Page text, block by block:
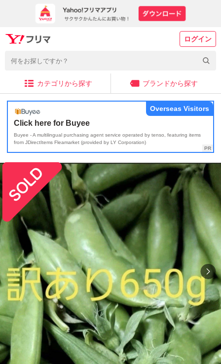
ログイン
カテゴリから探す ブランドから探す
Click here for Buyee
Buyee - A multilingual purchasing agent service operated by tenso, featuring items
from JDirectItems Fleamarket (provided by LY Corporation)
Overseas Visitors